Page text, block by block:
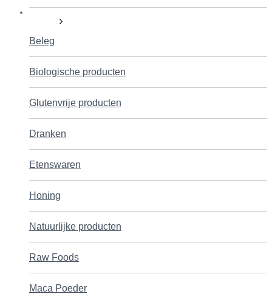
Beleg
Biologische producten
Glutenvrije producten
Dranken
Etenswaren
Honing
Natuurlijke producten
Raw Foods
Maca Poeder